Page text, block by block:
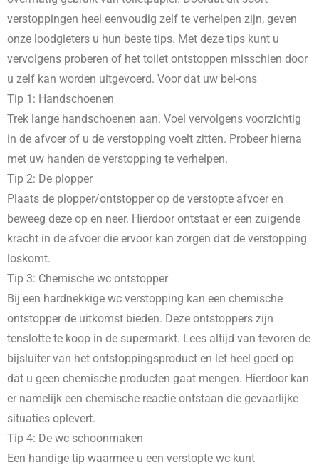
verstoppingen heel eenvoudig zelf te verhelpen zijn, geven
onze loodgieters u hun beste tips. Met deze tips kunt u
vervolgens proberen of het toilet ontstoppen misschien door
u zelf kan worden uitgevoerd. Voor dat uw bel-ons
Tip 1: Handschoenen
Trek lange handschoenen aan. Voel vervolgens voorzichtig
in de afvoer of u de verstopping voelt zitten. Probeer hierna
met uw handen de verstopping te verhelpen.
Tip 2: De plopper
Plaats de plopper/ontstopper op de verstopte afvoer en
beweeg deze op en neer. Hierdoor ontstaat er een zuigende
kracht in de afvoer die ervoor kan zorgen dat de verstopping
loskomt.
Tip 3: Chemische wc ontstopper
Bij een hardnekkige wc verstopping kan een chemische
ontstopper de uitkomst bieden. Deze ontstoppers zijn
tenslotte te koop in de supermarkt. Lees altijd van tevoren de
bijsluiter van het ontstoppingsproduct en let heel goed op
dat u geen chemische producten gaat mengen. Hierdoor kan
er namelijk een chemische reactie ontstaan die gevaarlijke
situaties oplevert.
Tip 4: De wc schoonmaken
Een handige tip waarmee u een verstopte wc kunt